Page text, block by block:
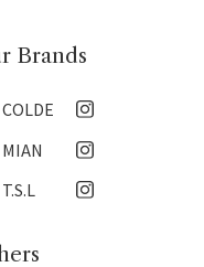
Brands
COLDE
MIAN
T.S.L